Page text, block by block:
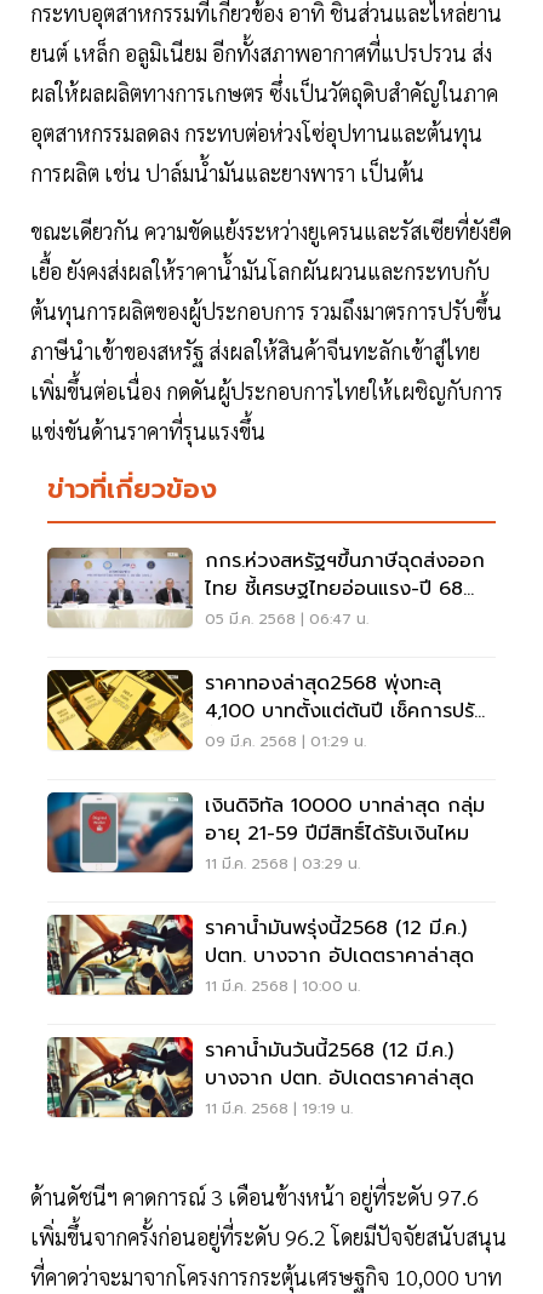
กระทบอุตสาหกรรมที่เกี่ยวข้อง อาทิ ชิ้นส่วนและไหล่ยาน
ยนต์ เหล็ก อลูมิเนียม อีกทั้งสภาพอากาศที่แปรปรวน ส่ง
ผลให้ผลผลิตทางการเกษตร ซึ่งเป็นวัตถุดิบสำคัญในภาค
อุตสาหกรรมลดลง กระทบต่อห่วงโซ่อุปทานและต้นทุน
การผลิต เช่น ปาล์มน้ำมันและยางพารา เป็นต้น
ขณะเดียวกัน ความขัดแย้งระหว่างยูเครนและรัสเซียที่ยังยืด
เยื้อ ยังคงส่งผลให้ราคาน้ำมันโลกผันผวนและกระทบกับ
ต้นทุนการผลิตของผู้ประกอบการ รวมถึงมาตรการปรับขึ้น
ภาษีนำเข้าของสหรัฐ ส่งผลให้สินค้าจีนทะลักเข้าสู่ไทย
เพิ่มขึ้นต่อเนื่อง กดดันผู้ประกอบการไทยให้เผชิญกับการ
แข่งขันด้านราคาที่รุนแรงขึ้น
ข่าวที่เกี่ยวข้อง
กกร.ห่วงสหรัฐฯขึ้นภาษีฉุดส่งออก
ไทย ชี้เศรษฐไทยอ่อนแรง-ปี 68
ความเสี่ยงสูง
05 มี.ค. 2568 | 06:47 น.
ราคาทองล่าสุด2568 พุ่งทะลุ
4,100 บาทตั้งแต่ต้นปี เช็คการปรับ
ขึ้น-ลงที่นี่
09 มี.ค. 2568 | 01:29 น.
เงินดิจิทัล 10000 บาทล่าสุด กลุ่ม
อายุ 21-59 ปีมีสิทธิ์ได้รับเงินไหม
11 มี.ค. 2568 | 03:29 น.
ราคาน้ำมันพรุ่งนี้2568 (12 มี.ค.)
ปตท. บางจาก อัปเดตราคาล่าสุด
11 มี.ค. 2568 | 10:00 น.
ราคาน้ำมันวันนี้2568 (12 มี.ค.)
บางจาก ปตท. อัปเดตราคาล่าสุด
11 มี.ค. 2568 | 19:19 น.
ด้านดัชนีฯ คาดการณ์ 3 เดือนข้างหน้า อยู่ที่ระดับ 97.6
เพิ่มขึ้นจากครั้งก่อนอยู่ที่ระดับ 96.2 โดยมีปัจจัยสนับสนุน
ที่คาดว่าจะมาจากโครงการกระตุ้นเศรษฐกิจ 10,000 บาท